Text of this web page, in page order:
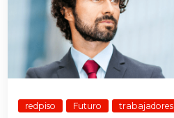
redpiso Futuro trabajadores